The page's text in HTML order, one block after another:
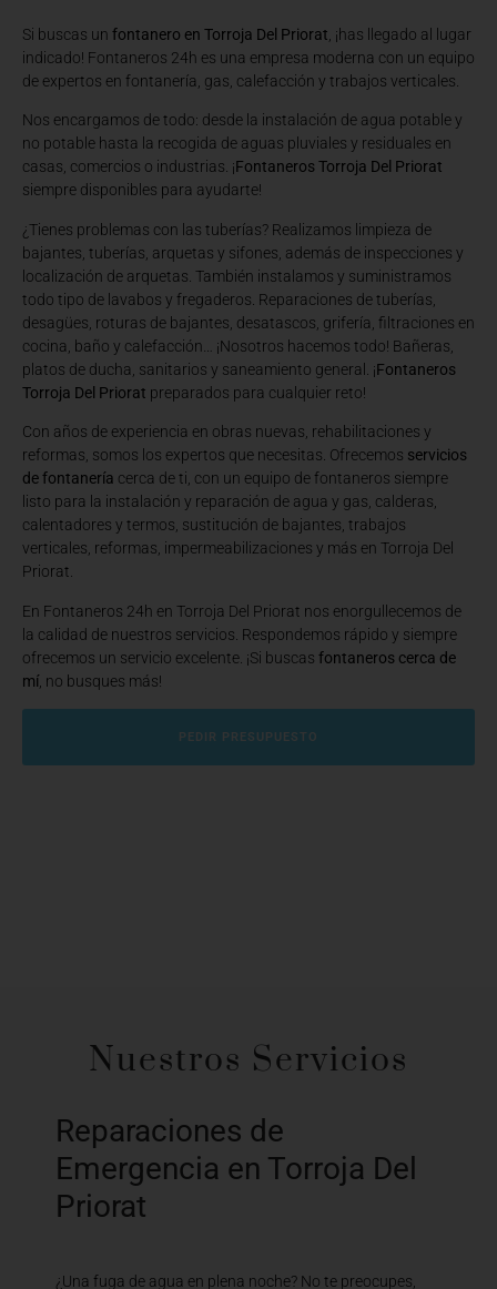
Si buscas un fontanero en Torroja Del Priorat , ¡has llegado al lugar
indicado! Fontaneros 24h es una empresa moderna con un equipo
de expertos en fontanería, gas, calefacción y trabajos verticales.
Nos encargamos de todo: desde la instalación de agua potable y
no potable hasta la recogida de aguas pluviales y residuales en
casas, comercios o industrias. ¡Fontaneros Torroja Del Priorat
siempre disponibles para ayudarte!
¿Tienes problemas con las tuberías? Realizamos limpieza de
bajantes, tuberías, arquetas y sifones, además de inspecciones y
localización de arquetas. También instalamos y suministramos
todo tipo de lavabos y fregaderos. Reparaciones de tuberías,
desagües, roturas de bajantes, desatascos, grifería, filtraciones en
cocina, baño y calefacción… ¡Nosotros hacemos todo! Bañeras,
platos de ducha, sanitarios y saneamiento general. ¡Fontaneros
Torroja Del Priorat preparados para cualquier reto!
Con años de experiencia en obras nuevas, rehabilitaciones y
reformas, somos los expertos que necesitas. Ofrecemos servicios
de fontanería cerca de ti, con un equipo de fontaneros siempre
listo para la instalación y reparación de agua y gas, calderas,
calentadores y termos, sustitución de bajantes, trabajos
verticales, reformas, impermeabilizaciones y más en Torroja Del
Priorat.
En Fontaneros 24h en Torroja Del Priorat nos enorgullecemos de
la calidad de nuestros servicios. Respondemos rápido y siempre
ofrecemos un servicio excelente. ¡Si buscas fontaneros cerca de
mí , no busques más!
PEDIR PRESUPUESTO
Nuestros Servicios
Reparaciones de
Emergencia en Torroja Del
Priorat
¿Una fuga de agua en plena noche? No te preocupes,